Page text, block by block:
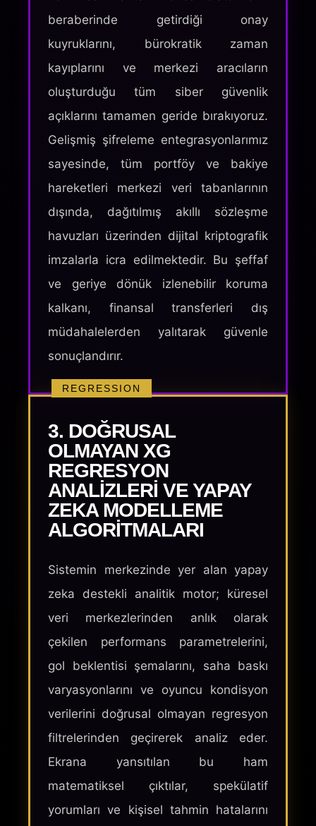
beraberinde getirdiği onay
kuyruklarını, bürokratik zaman
kayıplarını ve merkezi aracıların
oluşturduğu tüm siber güvenlik
açıklarını tamamen geride bırakıyoruz.
Gelişmiş şifreleme entegrasyonlarımız
sayesinde, tüm portföy ve bakiye
hareketleri merkezi veri tabanlarının
dışında, dağıtılmış akıllı sözleşme
havuzları üzerinden dijital kriptografik
imzalarla icra edilmektedir. Bu şeffaf
ve geriye dönük izlenebilir koruma
kalkanı, finansal transferleri dış
müdahalelerden yalıtarak güvenle
sonuçlandırır.
REGRESSION
3. DOĞRUSAL
OLMAYAN XG
REGRESYON
ANALIZLERI VE YAPAY
ZEKA MODELLEME
ALGORITMALARI
Sistemin merkezinde yer alan yapay
zeka destekli analitik motor; küresel
veri merkezlerinden anlık olarak
çekilen performans parametrelerini,
gol beklentisi şemalarını, saha baskı
varyasyonlarını ve oyuncu kondisyon
verilerini doğrusal olmayan regresyon
filtrelerinden geçirerek analiz eder.
Ekrana yansıtılan bu ham
matematiksel çıktılar, spekülatif
yorumları ve kişisel tahmin hatalarını